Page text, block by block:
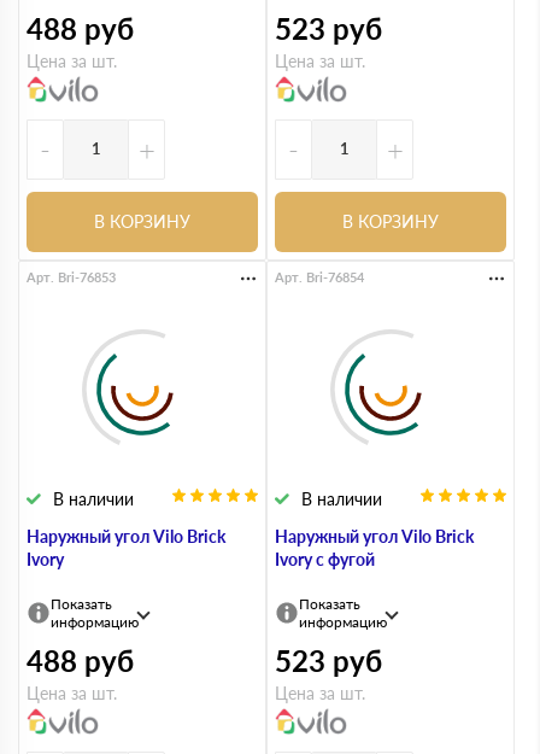
488 руб
Цена за шт.
- +
В КОРЗИНУ
523 руб
Цена за шт.
- +
В КОРЗИНУ
Наружный угол Vilo Brick
Ivory
В наличии
Арт. Bri-76853
Показать
информацию
488 руб
Цена за шт.
Наружный угол Vilo Brick
Ivory с фугой
В наличии
Арт. Bri-76854
Показать
информацию
523 руб
Цена за шт.